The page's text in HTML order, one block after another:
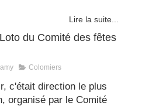
Lire la suite...
du Comité des fêtes
Colomiers
c'était direction le plus
organisé par le Comité